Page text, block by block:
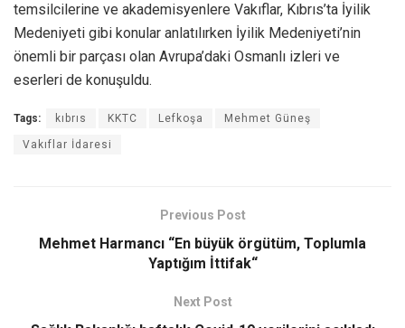
temsilcilerine ve akademisyenlere Vakıflar, Kıbrıs’ta İyilik
Medeniyeti gibi konular anlatılırken İyilik Medeniyeti’nin
önemli bir parçası olan Avrupa’daki Osmanlı izleri ve
eserleri de konuşuldu.
Tags: kıbrıs KKTC Lefkoşa Mehmet Güneş
Vakıflar İdaresi
Previous Post
Mehmet Harmancı “En büyük örgütüm, Toplumla
Yaptığım İttifak“
Next Post